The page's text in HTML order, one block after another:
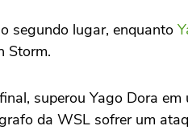
segundo lugar, enquanto
Storm.
superou Yago Dora em
da WSL sofrer um